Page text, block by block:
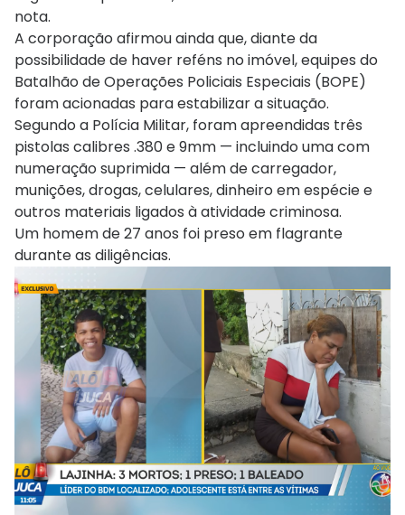
nota.
A corporação afirmou ainda que, diante da
possibilidade de haver reféns no imóvel, equipes do
Batalhão de Operações Policiais Especiais (BOPE)
foram acionadas para estabilizar a situação.
Segundo a Polícia Militar, foram apreendidas três
pistolas calibres .380 e 9mm — incluindo uma com
numeração suprimida — além de carregador,
munições, drogas, celulares, dinheiro em espécie e
outros materiais ligados à atividade criminosa.
Um homem de 27 anos foi preso em flagrante
durante as diligências.